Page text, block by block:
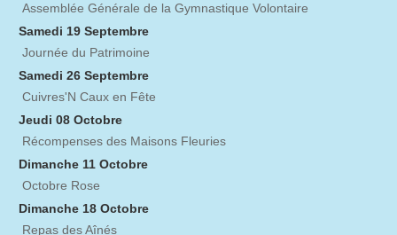
Assemblée Générale de la Gymnastique Volontaire
Samedi 19 Septembre
Journée du Patrimoine
Samedi 26 Septembre
Cuivres'N Caux en Fête
Jeudi 08 Octobre
Récompenses des Maisons Fleuries
Dimanche 11 Octobre
Octobre Rose
Dimanche 18 Octobre
Repas des Aînés